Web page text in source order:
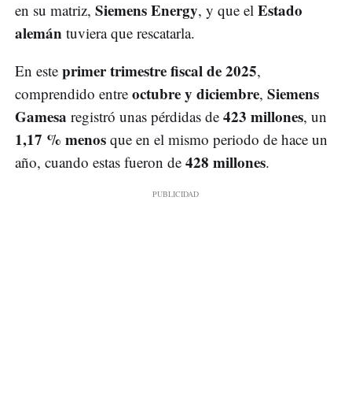
en su matriz, Siemens Energy, y que el Estado
alemán tuviera que rescatarla.
En este primer trimestre fiscal de 2025,
comprendido entre octubre y diciembre, Siemens
Gamesa registró unas pérdidas de 423 millones, un
1,17 % menos que en el mismo periodo de hace un
año, cuando estas fueron de 428 millones.